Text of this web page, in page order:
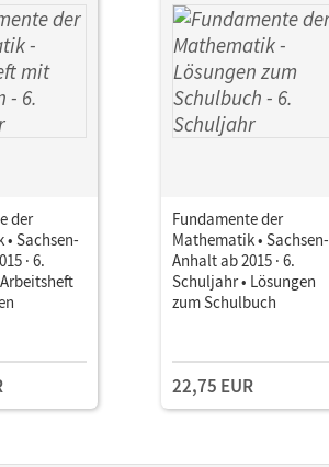
der
Sachsen-
· 6.
Fundamente der
Mathematik • Sachsen-
Anhalt ab 2015 · 6.
Schuljahr • Lösungen
zum Schulbuch
22,75 EUR